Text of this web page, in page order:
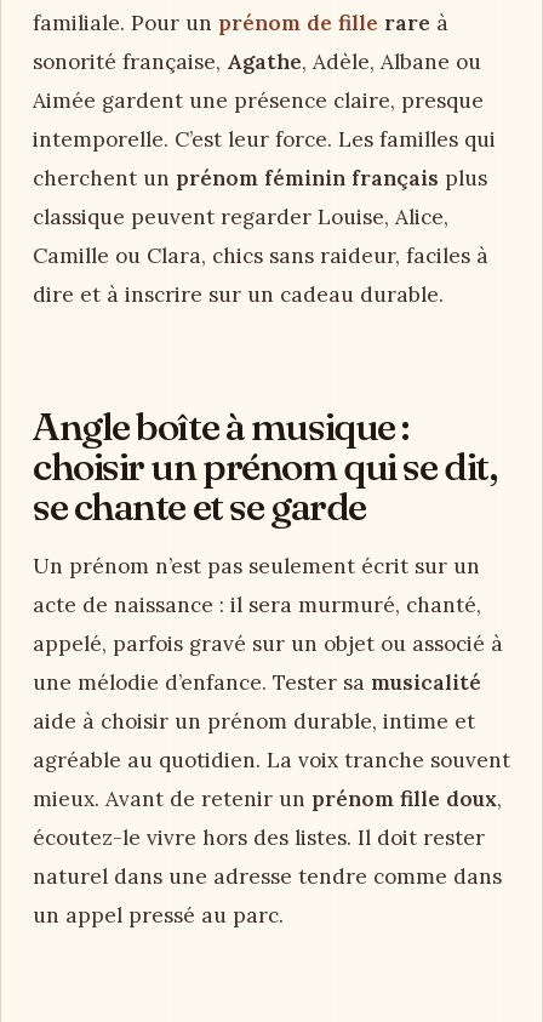
familiale. Pour un prénom de fille rare à
sonorité française, Agathe, Adèle, Albane ou
Aimée gardent une présence claire, presque
intemporelle. C’est leur force. Les familles qui
cherchent un prénom féminin français plus
classique peuvent regarder Louise, Alice,
Camille ou Clara, chics sans raideur, faciles à
dire et à inscrire sur un cadeau durable.
Angle boîte à musique :
choisir un prénom qui se dit,
se chante et se garde
Un prénom n’est pas seulement écrit sur un
acte de naissance : il sera murmuré, chanté,
appelé, parfois gravé sur un objet ou associé à
une mélodie d’enfance. Tester sa musicalité
aide à choisir un prénom durable, intime et
agréable au quotidien. La voix tranche souvent
mieux. Avant de retenir un prénom fille doux,
écoutez-le vivre hors des listes. Il doit rester
naturel dans une adresse tendre comme dans
un appel pressé au parc.